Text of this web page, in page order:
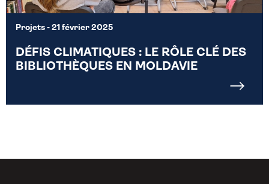
Projets - 21 février 2025
DÉFIS CLIMATIQUES : LE RÔLE CLÉ DES
BIBLIOTHÈQUES EN MOLDAVIE